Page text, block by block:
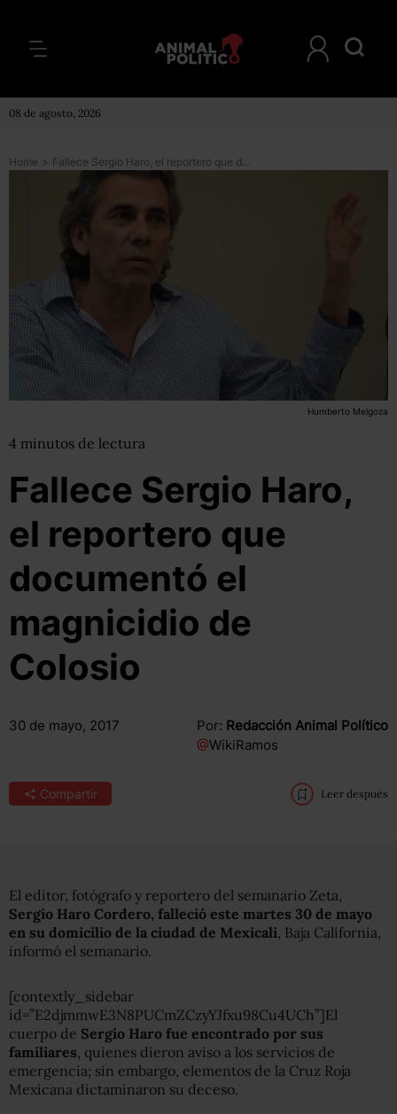
08 de agosto, 2026
Home > Fallece Sergio Haro, el reportero que documentó el magnicidio de Colosio
Humberto Melgoza
4 minutos de lectura
Fallece Sergio Haro,
el reportero que
documentó el
magnicidio de
Colosio
30 de mayo, 2017 Por: Redacción Animal Político
@WikiRamos
Compartir Leer después
El editor, fotógrafo y reportero del semanario Zeta,
Sergio Haro Cordero, falleció este martes 30 de mayo
en su domicilio de la ciudad de Mexicali, Baja California,
informó el semanario.
[contextly_sidebar
id=”E2djmmwE3N8PUCmZCzyYJfxu98Cu4UCh”]El
cuerpo de Sergio Haro fue encontrado por sus
familiares, quienes dieron aviso a los servicios de
emergencia; sin embargo, elementos de la Cruz Roja
Mexicana dictaminaron su deceso.